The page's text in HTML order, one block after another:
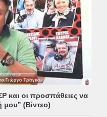
και οι προσπάθειες να
(Βίντεο)